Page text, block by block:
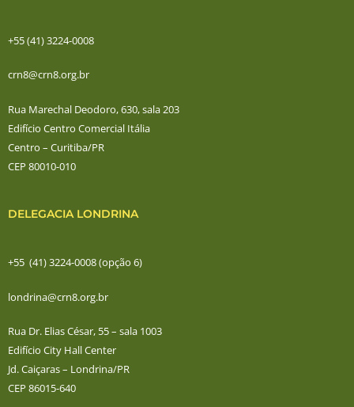
+55 (41) 3224-0008
crn8@crn8.org.br
Rua Marechal Deodoro, 630, sala 203
Edifício Centro Comercial Itália
Centro – Curitiba/PR
CEP 80010-010
DELEGACIA LONDRINA
+55 (41) 3224-0008 (opção 6)
londrina@crn8.org.br
Rua Dr. Elias César, 55 – sala 1003
Edifício City Hall Center
Jd. Caiçaras – Londrina/PR
CEP 86015-640